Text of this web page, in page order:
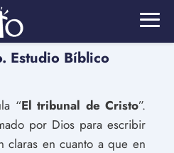
Estudio Bíblico
“El tribunal de Cristo”.
por Dios para escribir
claras en cuanto a que en